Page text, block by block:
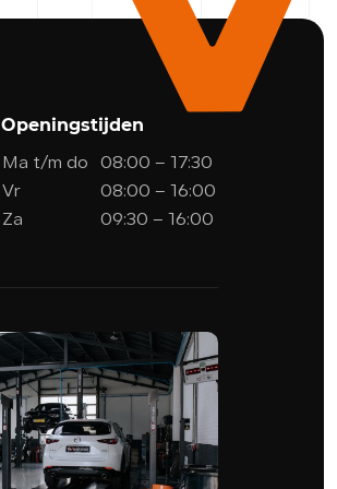
0299-361562
info@grootendevries.nl
Openingstijden
Ma t/m do
08:00 – 17:30
Vr
08:00 – 16:00
Za
09:30 – 16:00